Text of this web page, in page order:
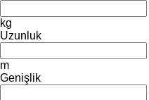
kg
Uzunluk
m
Genişlik